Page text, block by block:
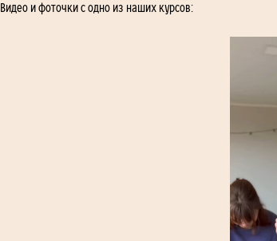
Видео и фоточки с одно из наших курсов: